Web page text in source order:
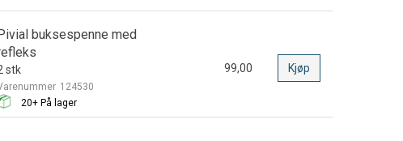
buksespenne med
stk
124530
20+ På lager
99,00 Kjøp